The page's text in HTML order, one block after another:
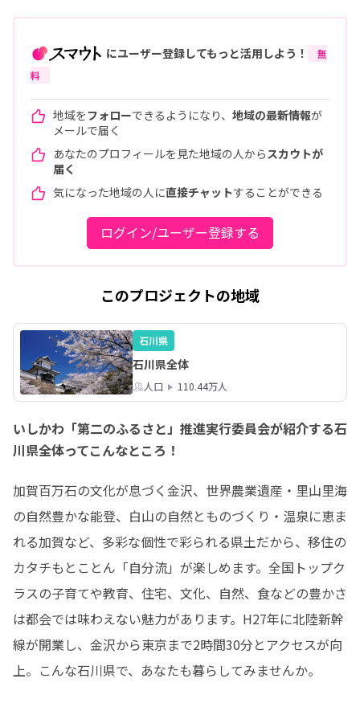
にユーザー登録してもっと活用しよう！
無
料
地域をフォローできるようになり、 地域の最新情報が
メールで届く
あなたのプロフィールを見た地域の人から スカウトが
届く
気になった地域の人に直接チャットすることができる
ログイン/ユーザー登録する
このプロジェクトの地域
石川県
石川県全体
人口 110.44万人
いしかわ「第二のふるさと」推進実行委員会が紹介する石
川県全体ってこんなところ！
加賀百万石の文化が息づく金沢、世界農業遺産・里山里海
の自然豊かな能登、白山の自然とものづくり・温泉に恵ま
れる加賀など、多彩な個性で彩られる県土だから、移住の
カタチもとことん「自分流」が楽しめます。全国トップク
ラスの子育てや教育、住宅、文化、自然、食などの豊かさ
は都会では味わえない魅力があります。H27年に北陸新幹
線が開業し、金沢から東京まで2時間30分とアクセスが向
上。こんな石川県で、あなたも暮らしてみませんか。